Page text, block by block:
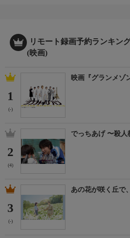
リモート録画予約ランキン
(映画)
1
(-)
映画『グランメゾ
2
(4)
でっちあげ 〜殺人
3
(-)
あの花が咲く丘で